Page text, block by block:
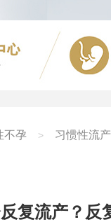
不孕 > 习惯性流产
复流产？反